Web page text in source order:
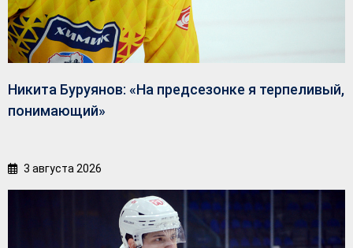
Никита Буруянов: «На предсезонке я терпеливый,
понимающий»
3 августа 2026